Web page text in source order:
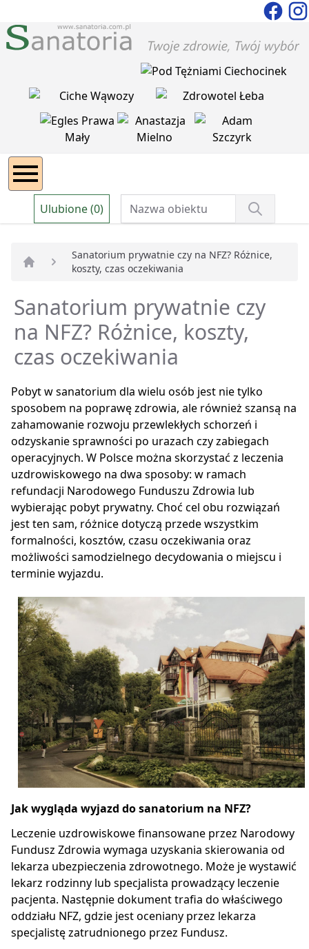
Ulubione (0)
Strona główna
Sanatorium prywatnie czy na NFZ? Różnice,
koszty, czas oczekiwania
Sanatorium prywatnie czy
na NFZ? Różnice, koszty,
czas oczekiwania
Pobyt w sanatorium dla wielu osób jest nie tylko
sposobem na poprawę zdrowia, ale również szansą na
zahamowanie rozwoju przewlekłych schorzeń i
odzyskanie sprawności po urazach czy zabiegach
operacyjnych. W Polsce można skorzystać z leczenia
uzdrowiskowego na dwa sposoby: w ramach
refundacji Narodowego Funduszu Zdrowia lub
wybierając pobyt prywatny. Choć cel obu rozwiązań
jest ten sam, różnice dotyczą przede wszystkim
formalności, kosztów, czasu oczekiwania oraz
możliwości samodzielnego decydowania o miejscu i
terminie wyjazdu.
Jak wygląda wyjazd do sanatorium na NFZ?
Leczenie uzdrowiskowe finansowane przez Narodowy
Fundusz Zdrowia wymaga uzyskania skierowania od
lekarza ubezpieczenia zdrowotnego. Może je wystawić
lekarz rodzinny lub specjalista prowadzący leczenie
pacjenta. Następnie dokument trafia do właściwego
oddziału NFZ, gdzie jest oceniany przez lekarza
specjalistę zatrudnionego przez Fundusz.